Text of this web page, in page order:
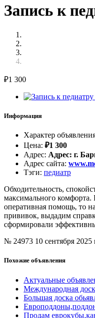
Запись к
₽1 300
Информация
Характер
Цена: ₽1 300
Адрес: Адрес: г.
Адрес сайта:
Тэги: педиатр
Обходительность,
максимального
оперативная помощь, то
прививок, выдадим
сформировали
№ 24973 10 сентября
Похожие объявления
Актуальные
Международная
Большая доска
Продам